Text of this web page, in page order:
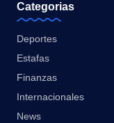
Categorias
Deportes
Estafas
Finanzas
Internacionales
News